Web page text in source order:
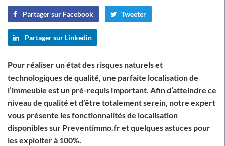
Partager sur Facebook Tweeter
Partager sur Linkedin
Pour réaliser un état des risques naturels et
technologiques de qualité, une parfaite localisation de
l’immeuble est un pré-requis important. Afin d’atteindre ce
niveau de qualité et d’être totalement serein, notre expert
vous présente les fonctionnalités de localisation
disponibles sur Preventimmo.fr et quelques astuces pour
les exploiter à 100%.